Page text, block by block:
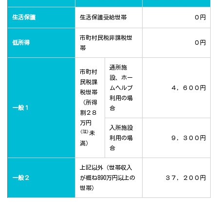
生活保護 生活保護受給世帯 ０円
低所得
市町村民税非課税世
帯
０円
一般１
市町村
民税課
税世帯
（所得
割２８
万円
(注) 未
満）
通所施
設、ホー
ムヘルプ
利用の場
合
４，６００円
入所施設
利用の場
合
９，３００円
一般２
上記以外（世帯収入
が概ね890万円以上の
世帯）
３７，２００円